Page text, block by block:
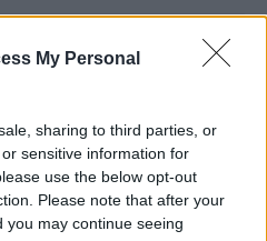
My Personal
sharing to third parties, or
sensitive information for
use the below opt-out
Please note that after your
may continue seeing
μέσω